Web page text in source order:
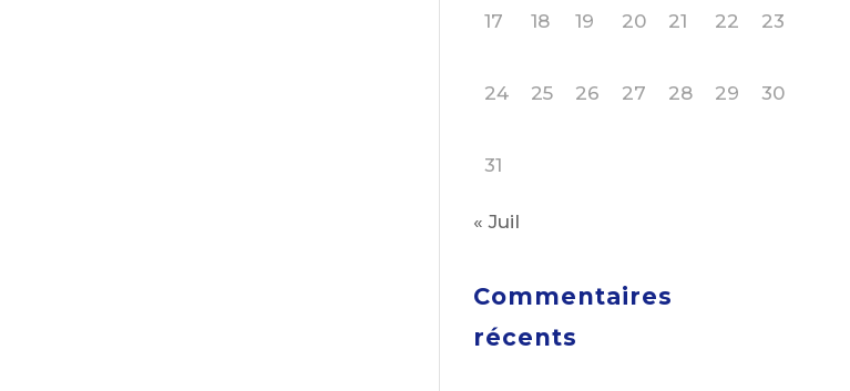
17 18 19 20 21 22 23
24 25 26 27 28 29 30
31
« Juil
Commentaires
récents